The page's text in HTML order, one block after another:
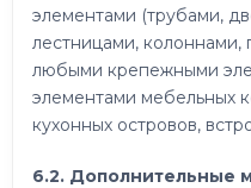
элементами (трубами,
лестницами, колоннами,
любыми крепежными
элементами мебельных
кухонных островов,
6.2. Дополнительные